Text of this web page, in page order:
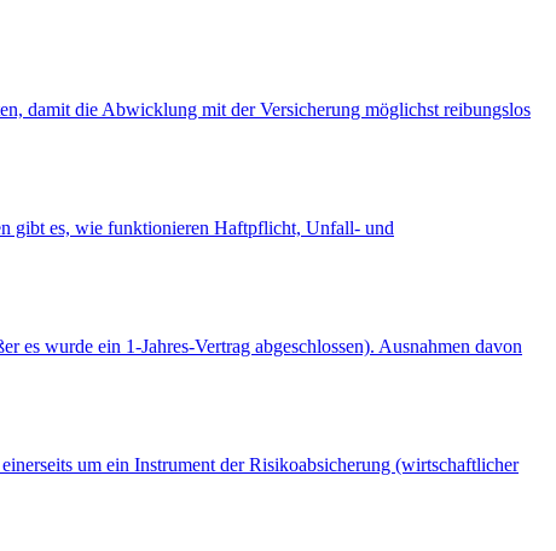
damit die Abwicklung mit der Versicherung möglichst reibungslos
gibt es, wie funktionieren Haftpflicht, Unfall- und
es wurde ein 1-Jahres-Vertrag abgeschlossen). Ausnahmen davon
um ein Instrument der Risikoabsicherung (wirtschaftlicher